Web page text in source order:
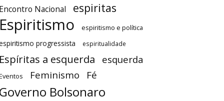
Nacional espiritas
espiritismo e política
progressista espiritualidade
a esquerda esquerda
Feminismo Fé
Bolsonaro